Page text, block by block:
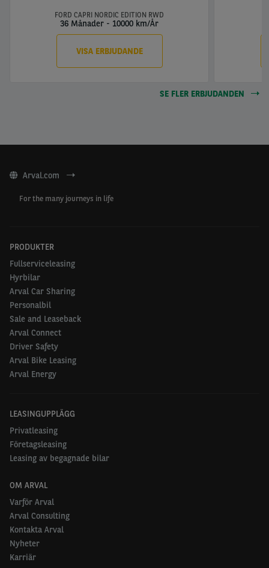
FORD CAPRI NORDIC EDITION RWD
36 Månader - 10000 km/År
VISA ERBJUDANDE
SE FLER ERBJUDANDEN
Arval.com
For the many journeys in life
PRODUKTER
Fullserviceleasing
Hyrbilar
Arval Car Sharing
Personalbil
Sale and Leaseback
Arval Connect
Driver Safety
Arval Bike Leasing
Arval Energy
LEASINGUPPLÄGG
Privatleasing
Företagsleasing
Leasing av begagnade bilar
OM ARVAL
Varför Arval
Arval Consulting
Kontakta Arval
Nyheter
Karriär